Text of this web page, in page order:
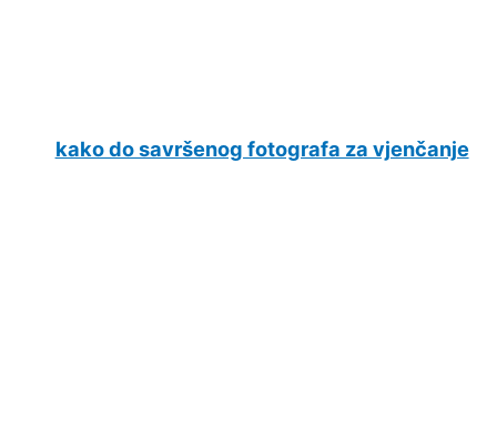
kako do savršenog fotografa za vjenčanje